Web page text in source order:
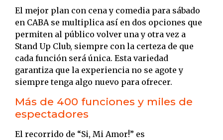
El mejor plan con cena y comedia para sábado
en CABA se multiplica así en dos opciones que
permiten al público volver una y otra vez a
Stand Up Club, siempre con la certeza de que
cada función será única. Esta variedad
garantiza que la experiencia no se agote y
siempre tenga algo nuevo para ofrecer.
Más de 400 funciones y miles de
espectadores
El recorrido de “Si, Mi Amor!” es